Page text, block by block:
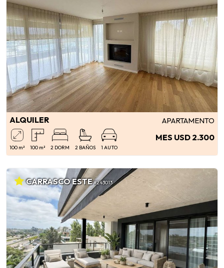
ALQUILER APARTAMENTO
100 m² 100 m² 2 DORM 2 BAÑOS 1 AUTO
MES USD 2.300
CARRASCO ESTE#243013